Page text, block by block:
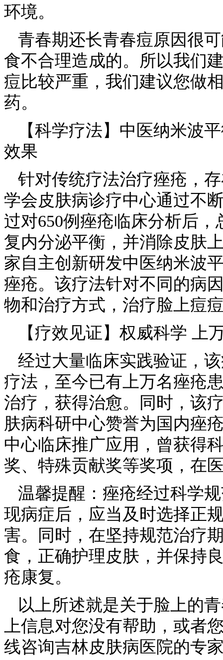
环境。
青春期还长青春痘原因很
食不合理造成的。所以我们
痘比较严重，我们建议您做
药。
【科学疗法】中医纳米波
效果
针对传统疗法治疗痤疮，
学会皮肤病诊疗中心通过不
过对650例痤疮临床分析后
复内分泌平衡，并消除皮肤
家自主创新研发中医纳米波
痤疮。该疗法针对不同的病
物和治疗方式，治疗脸上痘
【疗效见证】权威科学 上
经过大量临床实践验证，
疗法，至今已有上万名痤疮
治疗，获得治愈。同时，该
肤病科研中心赞誉为国内痤
中心临床推广应用，曾获得
奖、特殊贡献奖等奖项，在
温馨提醒：痤疮经过科学
现病症后，应当及时选择正
害。同时，在坚持规范治疗
食，正确护理皮肤，并保持
疮康复。
以上所述就是关于脸上的
上信息对您没有帮助，或者
线咨询吉林皮肤病医院的专